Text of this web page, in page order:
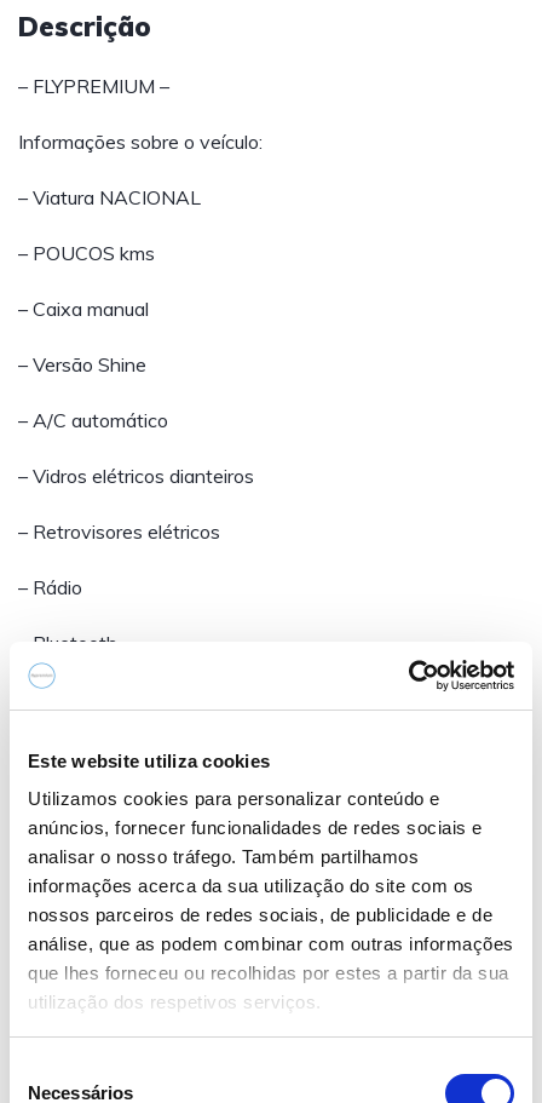
Este website utiliza cookies
Utilizamos cookies para personalizar conteúdo e
anúncios, fornecer funcionalidades de redes sociais e
analisar o nosso tráfego. Também partilhamos
informações acerca da sua utilização do site com os
nossos parceiros de redes sociais, de publicidade e de
análise, que as podem combinar com outras informações
que lhes forneceu ou recolhidas por estes a partir da sua
utilização dos respetivos serviços.
Necessários
Descrição
– FLYPREMIUM –
Informações sobre o veículo:
– Viatura NACIONAL
– POUCOS kms
– Caixa manual
– Versão Shine
– A/C automático
– Vidros elétricos dianteiros
– Retrovisores elétricos
– Rádio
– Bluetooth
– Sensores de luz
– Sensores de chuva
Garantia de Fábrica até 06/2027
Financiamento com condições especiais até 120 meses